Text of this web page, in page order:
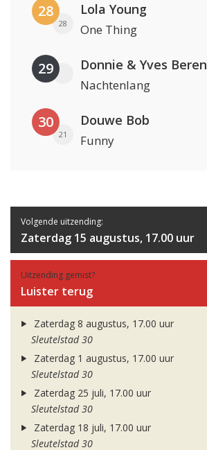
28
28
Lola Young
One Thing
29 Donnie & Yves
Nachtenlang
30
21
Douwe Bob
Funny
Volgende uitzending:
Zaterdag 15 augustus, 17.00 uur
Uitzending gemist?
Luister terug
Zaterdag 8 augustus, 17.00 uur
Sleutelstad 30
Zaterdag 1 augustus, 17.00 uur
Sleutelstad 30
Zaterdag 25 juli, 17.00 uur
Sleutelstad 30
Zaterdag 18 juli, 17.00 uur
Sleutelstad 30